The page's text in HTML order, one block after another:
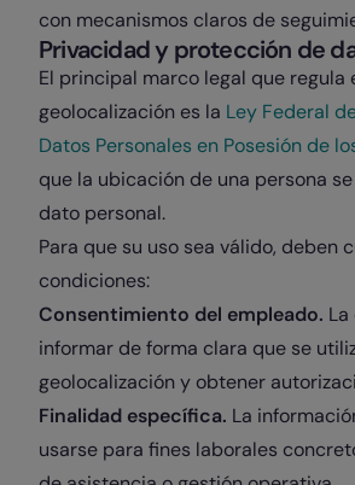
con mecanismos claros de
Privacidad y protección de
El principal marco legal que regula
geolocalización es la Ley Federal
Datos Personales en Posesión de
que la ubicación de una persona
dato personal.
Para que su uso sea válido, deben
condiciones:
Consentimiento del empleado.
informar de forma clara que se
geolocalización y obtener
Finalidad específica. La
usarse para fines laborales